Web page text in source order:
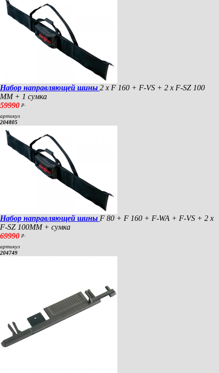
Набор направляющей шины 2 x F 160 + F-VS + 2 x F-SZ 100
MM + 1 сумка
59990 р.
артикул
204805
Набор направляющей шины F 80 + F 160 + F-WA + F-VS + 2 x
F-SZ 100MM + сумка
69990 р.
артикул
204749